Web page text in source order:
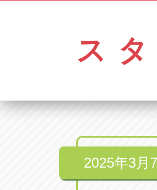
愛知県春日井市
アップル春日井
愛知県瀬戸市美
アップル一宮
ス
2025年3月